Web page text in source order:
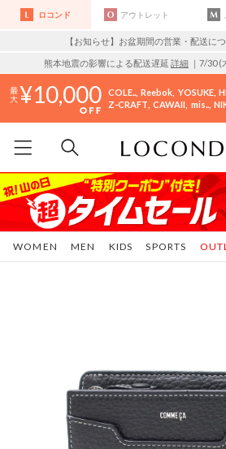
ロコンド アウトレット
【お知らせ】お盆期間の営業・配送に
熊本地震の影響による配送遅延 詳細 ｜7/30
10,000 COLE.. Reebok YOSUKE
Z-CRAFT CAWAII mis..
WOMEN MEN KIDS SPORTS